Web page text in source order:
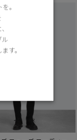
。
ル
す。